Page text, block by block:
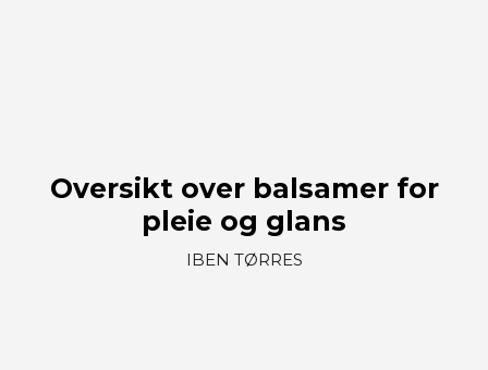
Oversikt over balsamer for
pleie og glans
IBEN TØRRES